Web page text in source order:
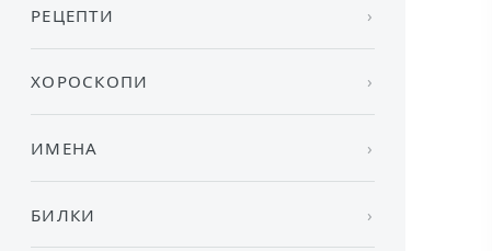
РЕЦЕПТИ
ХОРОСКОПИ
ИМЕНА
БИЛКИ